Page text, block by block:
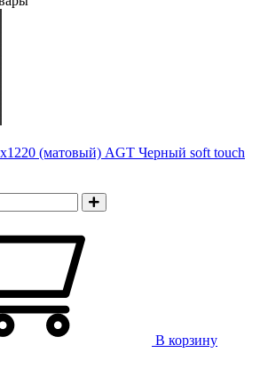
(матовый) AGT Черный soft touch
В корзину